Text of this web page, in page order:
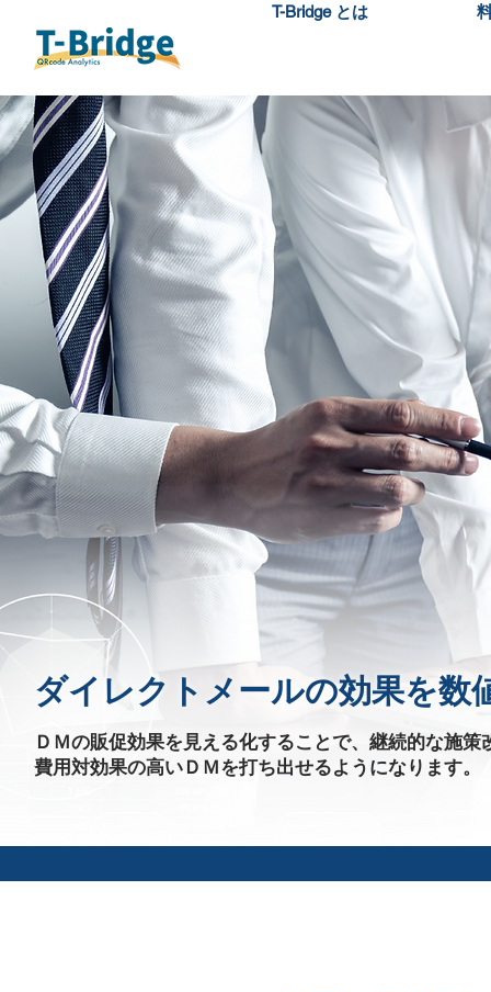
T-Bridge とは
ダイレクトメールの効果を数
ＤＭの販促効果を見える化することで、継続的な施策
費用対効果の高いＤＭを打ち出せるようになります。